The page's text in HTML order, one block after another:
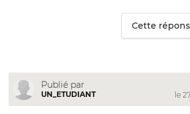
Cette
Publié par
UN_ETUDIANT
le